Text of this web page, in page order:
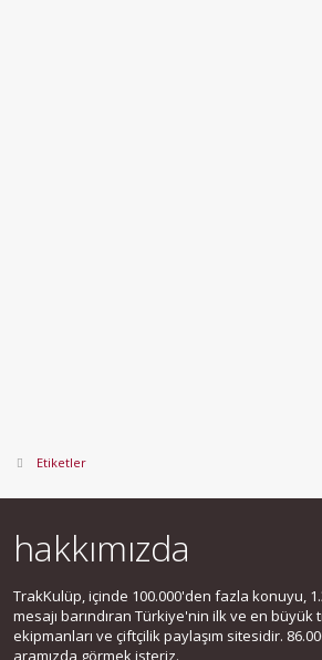
Etiketler
hakkımızda
TrakKulüp, içinde 100.000'den fazla konuyu,
mesajı barındıran Türkiye'nin ilk ve en büyük
ekipmanları ve çiftçilik paylaşım sitesidir.
aramızda görmek isteriz.